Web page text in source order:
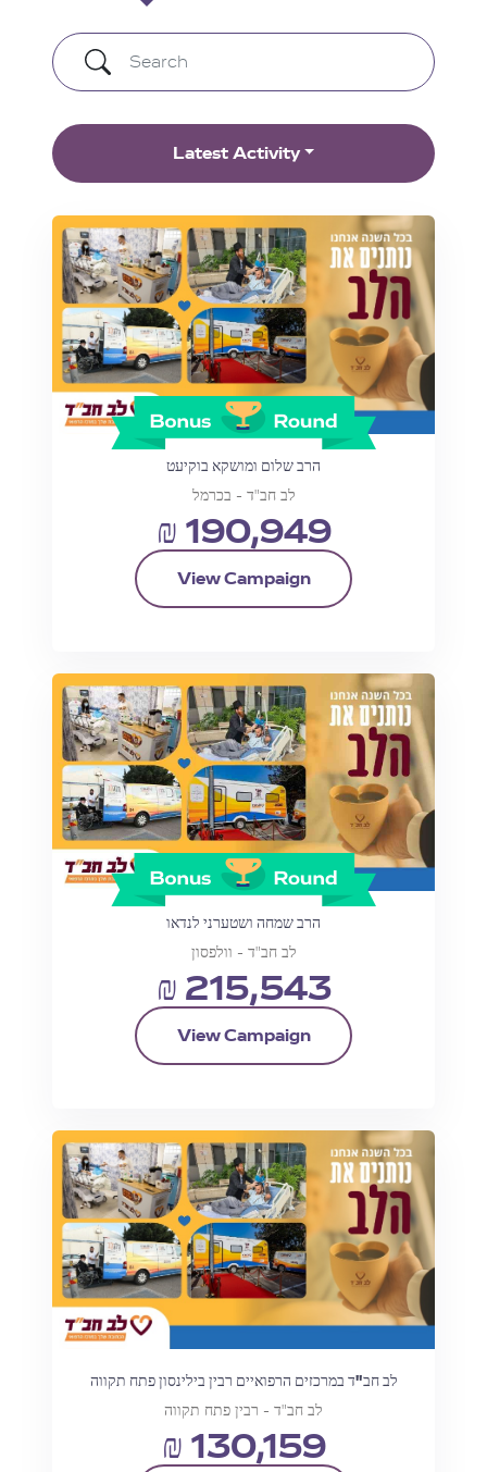
Latest Activity
הרב שלום ומושקא בוקיעט
לב חב"ד - בכרמל
₪ 190,949
View Campaign
הרב שמחה ושטערני לנדאו
לב חב"ד - וולפסון
₪ 215,543
View Campaign
לב חב"ד במרכזים הרפואיים רבין בילינסון פתח תקווה
לב חב"ד - רבין פתח תקווה
₪ 130,159